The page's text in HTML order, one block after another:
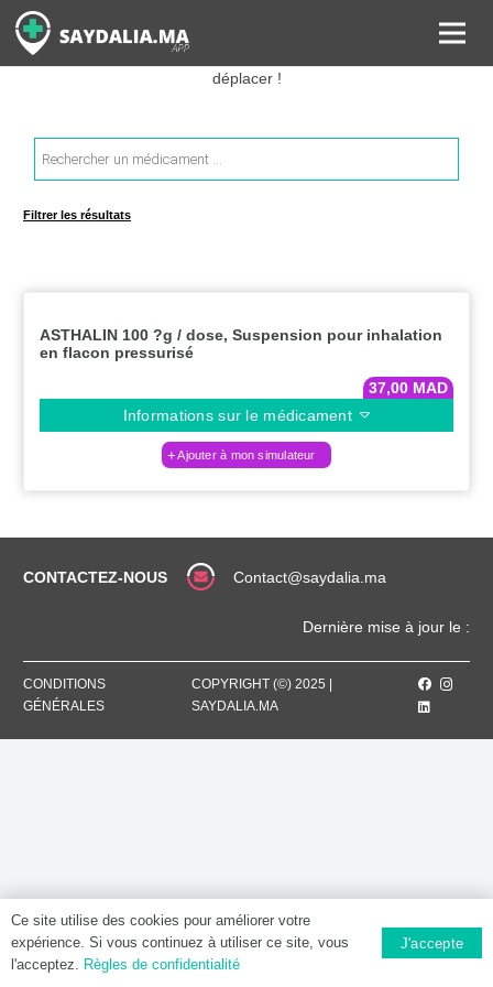
Rechercher les informations sur vos médicaments, leurs prix et
estimer ainsi le coût total de votre ordonnance, sans vous
déplacer !
Recherche
de
produits
Filtrer les résultats
ASTHALIN 100 ?g / dose, Suspension pour inhalation
en flacon pressurisé
37,00 MAD
Informations sur le médicament
Ajouter à mon simulateur
CONTACTEZ-NOUS Contact@saydalia.ma
Dernière mise à jour le :
CONDITIONS
GÉNÉRALES
COPYRIGHT (©) 2025 |
SAYDALIA.MA
Ce site utilise des cookies pour améliorer votre
expérience. Si vous continuez à utiliser ce site, vous
l'acceptez. Règles de confidentialité
J'accepte